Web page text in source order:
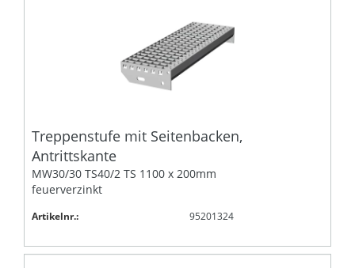
Treppenstufe mit Seitenbacken,
Antrittskante
MW30/30 TS40/2 TS 1100 x 200mm
feuerverzinkt
Artikelnr.: 95201324